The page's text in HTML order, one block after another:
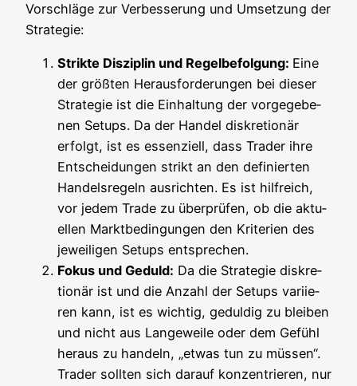
Vor­schlä­ge zur Ver­bes­se­rung und Umset­zung der
Strategie:
Strik­te Dis­zi­plin und Regel­be­fol­gung: Eine
der größ­ten Her­aus­for­de­run­gen bei die­ser
Stra­te­gie ist die Ein­hal­tung der vor­ge­ge­be­
nen Set­ups. Da der Han­del dis­kre­tio­när
erfolgt, ist es essen­zi­ell, dass Trader ihre
Ent­schei­dun­gen strikt an den defi­nier­ten
Han­dels­re­geln aus­rich­ten. Es ist hilf­reich,
vor jedem Trade zu über­prü­fen, ob die aktu­
el­len Markt­be­din­gun­gen den Kri­te­ri­en des
jewei­li­gen Set­ups entsprechen.
Fokus und Geduld: Da die Stra­te­gie dis­kre­
tio­när ist und die Anzahl der Set­ups vari­ie­
ren kann, ist es wich­tig, gedul­dig zu blei­ben
und nicht aus Lan­ge­wei­le oder dem Gefühl
her­aus zu han­deln, „etwas tun zu müs­sen“.
Trader soll­ten sich dar­auf kon­zen­trie­ren, nur